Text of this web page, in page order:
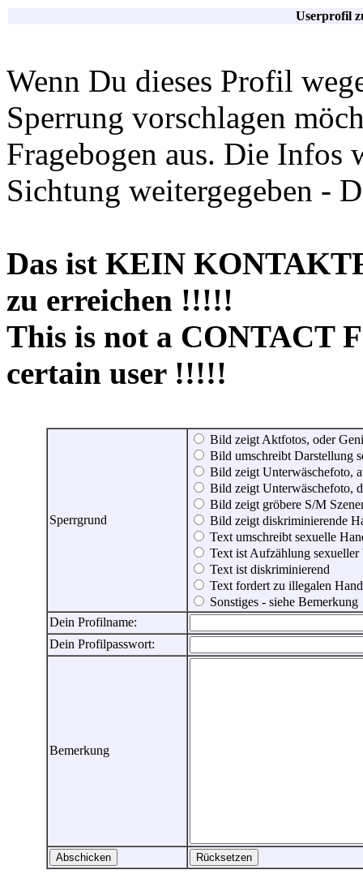
Userprofil
Wenn Du dieses Profil
Sperrung vorschlagen
Fragebogen aus. Die Infos
Sichtung weitergegeben -
Das ist KEIN
zu erreichen !!!!!
This is not a CONTACT
certain user !!!!!
Sperrgrund
Bild zeigt Aktfotos, oder
Bild umschreibt Darstellung
Bild zeigt Unterwäschefoto,
Bild zeigt Unterwäschefoto,
Bild zeigt gröbere S/M
Bild zeigt diskriminierende
Text umschreibt sexuelle
Text ist Aufzählung sexueller
Text ist diskriminierend
Text fordert zu illegalen
Sonstiges - siehe Bemerkung
Dein Profilname:
Dein Profilpasswort:
Bemerkung